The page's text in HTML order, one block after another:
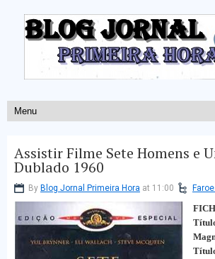
Assistir Filme Sete Homens e
Dublado 1960
By Blog Jornal Primeira Hora at 11:00